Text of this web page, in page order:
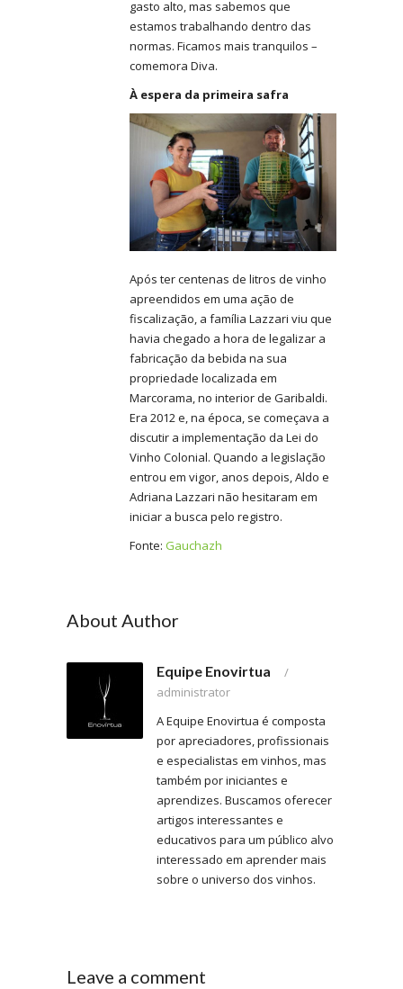
gasto alto, mas sabemos que
estamos trabalhando dentro das
normas. Ficamos mais tranquilos –
comemora Diva.
À espera da primeira safra
Após ter centenas de litros de vinho
apreendidos em uma ação de
fiscalização, a família Lazzari viu que
havia chegado a hora de legalizar a
fabricação da bebida na sua
propriedade localizada em
Marcorama, no interior de Garibaldi.
Era 2012 e, na época, se começava a
discutir a implementação da Lei do
Vinho Colonial. Quando a legislação
entrou em vigor, anos depois, Aldo e
Adriana Lazzari não hesitaram em
iniciar a busca pelo registro.
Fonte: Gauchazh
About Author
Equipe Enovirtua
/
administrator
A Equipe Enovirtua é composta
por apreciadores, profissionais
e especialistas em vinhos, mas
também por iniciantes e
aprendizes. Buscamos oferecer
artigos interessantes e
educativos para um público alvo
interessado em aprender mais
sobre o universo dos vinhos.
Leave a comment